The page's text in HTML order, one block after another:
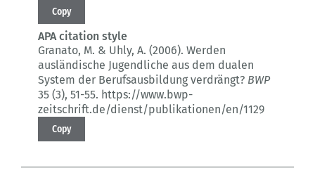
Copy
APA citation style
Granato, M. & Uhly, A. (2006). Werden
ausländische Jugendliche aus dem dualen
System der Berufsausbildung verdrängt? BWP
35 (3), 51-55. https://www.bwp-
zeitschrift.de/dienst/publikationen/en/1129
Copy